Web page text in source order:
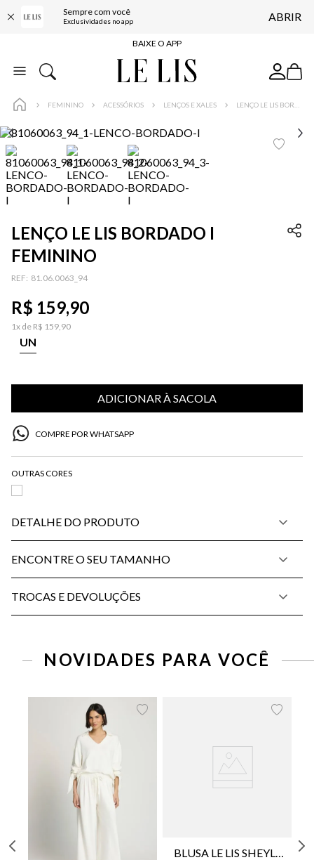
Sempre com você
Exclusividades no app ABRIR
FRETE GRÁTIS*
BAIXE O APP
10% OFF NA PRIMEIRA COMPRA*
FRETE GRÁTIS*
BAIXE O APP
10% OFF NA PRIMEIRA COMPRA*
FEMININO ACESSÓRIOS LENÇOS E XALES
LENÇO LE LIS BORDADO I
FEMININO
: 81.06.0063_94
R$ 159,90
1x de R$ 159,90
UN
ADICIONAR À SACOLA
COMPRE POR WHATSAPP
DETALHE DO PRODUTO
ENCONTRE O SEU TAMANHO
TROCAS E DEVOLUÇÕES
NOVIDADES PARA VOCÊ
G
BLUSA LE LIS SHEYLA FEMININA